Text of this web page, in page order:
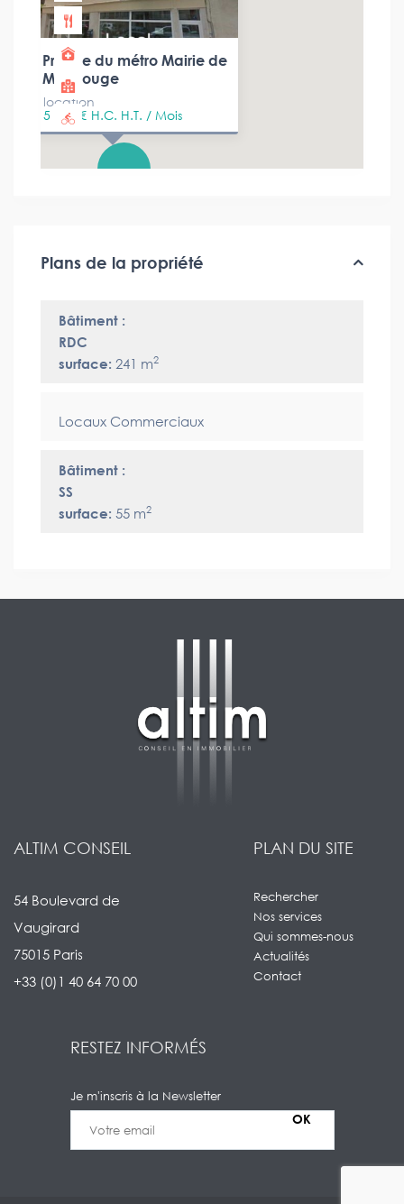
Proche du métro Mairie de
Montrouge
location
5 833 € H.C. H.T. / Mois
Plans de la propriété
Bâtiment :
RDC
surface: 241 m2
Locaux Commerciaux
Bâtiment :
SS
surface: 55 m2
ALTIM CONSEIL
54 Boulevard de
Vaugirard
75015 Paris
+33 (0)1 40 64 70 00
PLAN DU SITE
Rechercher
Nos services
Qui sommes-nous
Actualités
Contact
RESTEZ INFORMÉS
Je m'inscris à la Newsletter